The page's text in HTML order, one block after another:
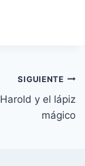
SIGUIENTE
Harold y el lápiz
mágico